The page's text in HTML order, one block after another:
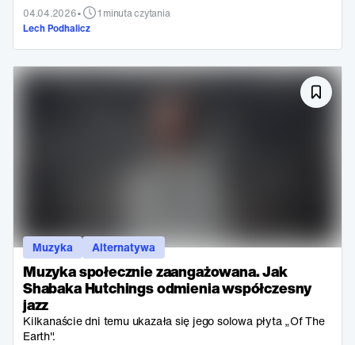
04.04.2026•
1 minuta czytania
Lech Podhalicz
Muzyka społecznie zaangażowana. Jak
Shabaka Hutchings odmienia współczesny
jazz
Kilkanaście dni temu ukazała się jego solowa płyta „Of The
Earth".
Muzyka Alternatywa